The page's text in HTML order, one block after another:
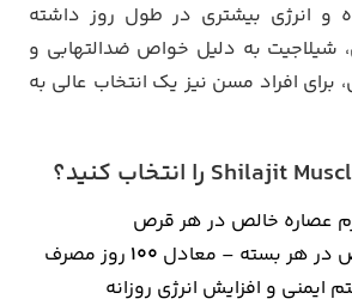
و انرژی بیشتری در طول روز داشته
شیلاجیت به دلیل خواص ضدالتهابی و
برای افراد مسن نیز یک انتخاب عالی به
عصاره خالص در هر قرص
در هر بسته – معادل 100 روز مصرف
ایمنی و افزایش انرژی روزانه